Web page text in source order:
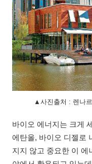
▲사진출처 : 렌나
바이오 에너지는 크게
에탄올, 바이오 디젤로
지지 않고 중요한 이 에